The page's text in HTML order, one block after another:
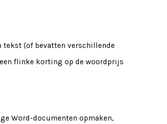
tekst (of bevatten verschillende
flinke korting op de woordprijs
Word-documenten opmaken,